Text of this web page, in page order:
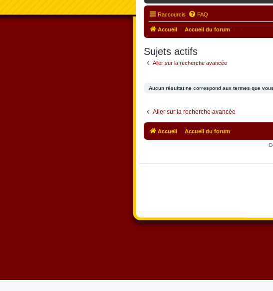
Raccourcis FAQ
Accueil Accueil du forum
Sujets actifs
Aller sur la recherche avancée
Aucun résultat ne correspond aux termes que
Aller sur la recherche avancée
Accueil Accueil du forum